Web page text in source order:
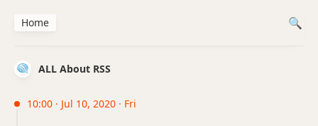
ALL About RSS
10:00 · Jul 10, 2020 · Fri
Home